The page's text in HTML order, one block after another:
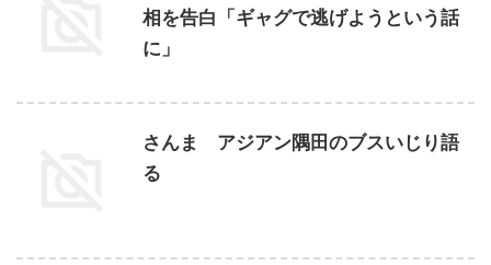
相を告白「ギャグで逃げようという話
に」
さんま アジアン隅田のブスいじり語
る